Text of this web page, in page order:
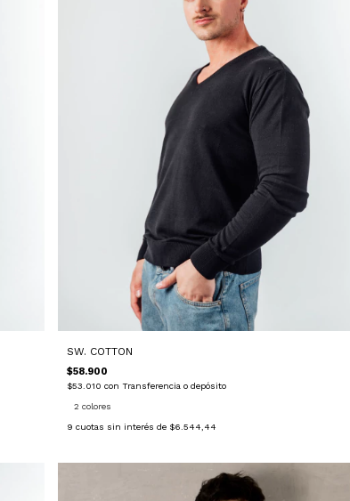
SW. COTTON
$58.900
$53.010con Transferencia o depósito
2 colores
9 cuotas sin interés de $6.544,44